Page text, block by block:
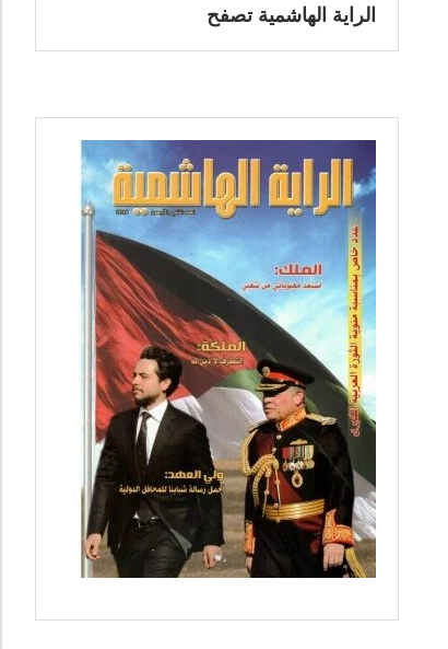
الراية الهاشمية تصفح